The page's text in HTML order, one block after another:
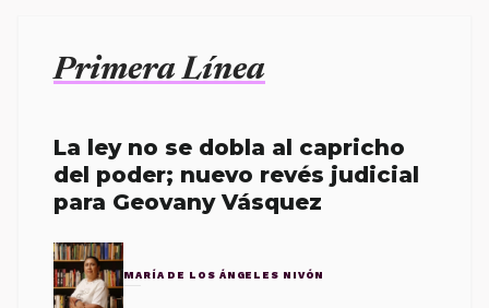
Primera Línea
La ley no se dobla al capricho
del poder; nuevo revés judicial
para Geovany Vásquez
MARÍA DE LOS ÁNGELES NIVÓN